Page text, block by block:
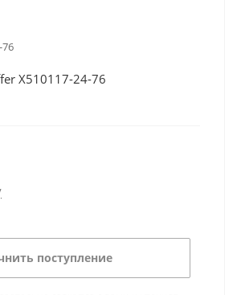
76
X510117-24-76
поступление